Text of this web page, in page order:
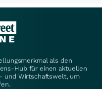
als den
Hub für einen aktuellen
und Wirtschaftswelt, um